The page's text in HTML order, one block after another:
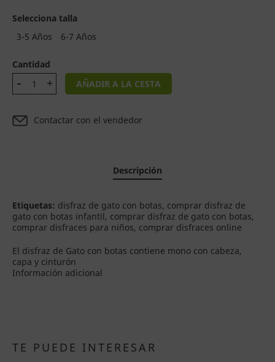
Selecciona talla
3-5 Años
6-7 Años
Cantidad
AÑADIR A LA CESTA
Contactar con el vendedor
Descripción
Etiquetas: disfraz de gato con botas, comprar disfraz de
gato con botas infantil, comprar disfraz de gato con botas,
comprar disfraces para niños, comprar disfraces online
El disfraz de Gato con botas contiene mono con cabeza,
capa y cinturón
Información adicional
TE PUEDE INTERESAR